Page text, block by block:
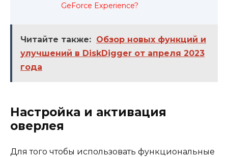
GeForce Experience?
Читайте также: Обзор новых функций и
улучшений в DiskDigger от апреля 2023
года
Настройка и активация
оверлея
Для того чтобы использовать функциональные